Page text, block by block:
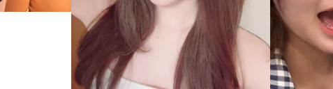
━━━━━━━━━━━━━━━
本日のイベント
**新ショット試飲会開催！**
Vivienneに新しい味のショットが登場